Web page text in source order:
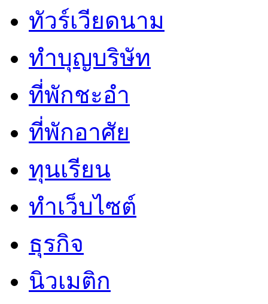
ทัวร์เวียดนาม
ทำบุญบริษัท
ที่พักชะอำ
ที่พักอาศัย
ทุนเรียน
ทําเว็บไซต์
ธุรกิจ
นิวเมติก